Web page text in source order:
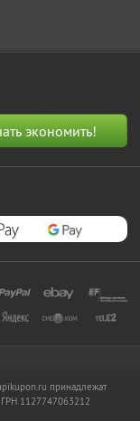
принадлежат
1127747063212